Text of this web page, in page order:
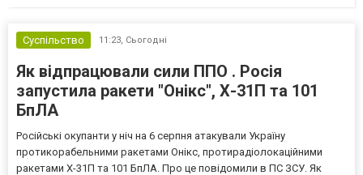
Суспільство 11:23, Сьогодні
Як відпрацювали сили ППО . Росія
запустила ракети "Онікс", Х-31П та 101
БпЛА
Російські окупанти у ніч на 6 серпня атакували Україну
протикорабельними ракетами Онікс, протирадіолокаційними
ракетами Х-31П та 101 БпЛА. Про це повідомили в ПС ЗСУ. Як